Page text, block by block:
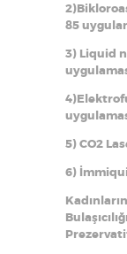
85
3) Liquid
5) CO2
6)